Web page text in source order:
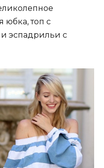
юбка, топ с
эспадрильи с